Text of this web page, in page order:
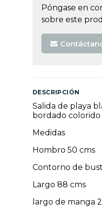
Póngase en
sobre este
DESCRIPCIÓN
Salida de playa
bordado
Medidas
Hombro 50 cms
Contorno de
Largo 88 cms
largo de manga